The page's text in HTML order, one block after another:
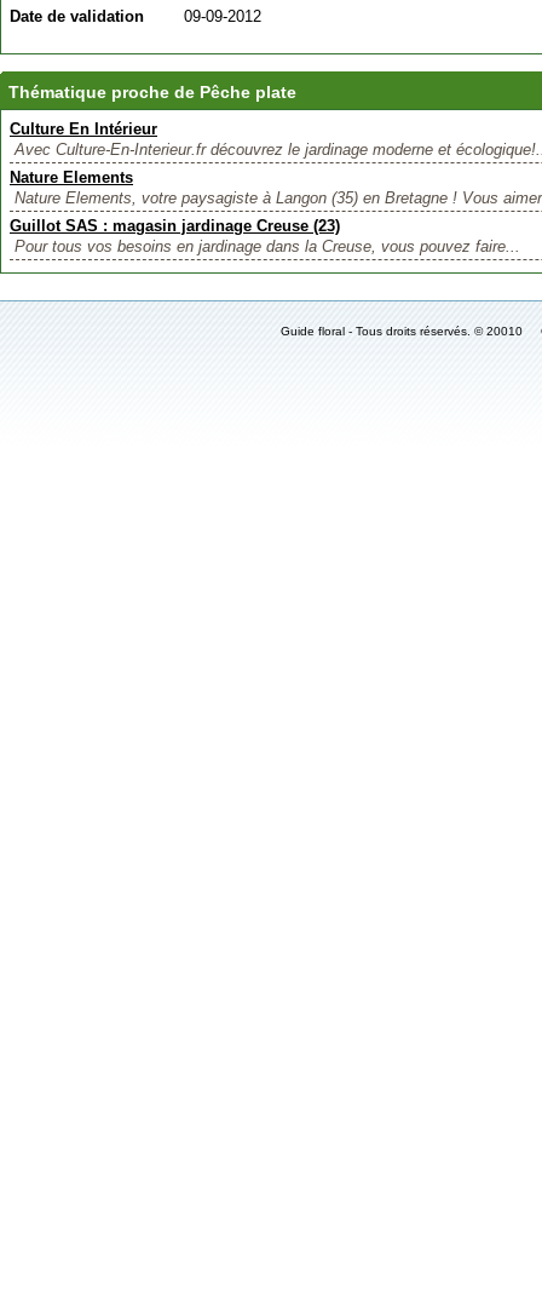
Date de validation
09-09-2012
Thématique proche de Pêche plate
Culture En Intérieur
Avec Culture-En-Interieur.fr découvrez le jardinage moderne et
Nature Elements
Nature Elements, votre paysagiste à Langon (35) en Bretagne ! Vous
Guillot SAS : magasin jardinage Creuse (23)
Pour tous vos besoins en jardinage dans la Creuse, vous pouvez faire...
Guide floral - Tous droits réservés. ©